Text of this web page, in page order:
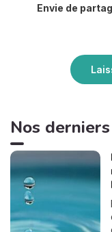
Envie de
Nos